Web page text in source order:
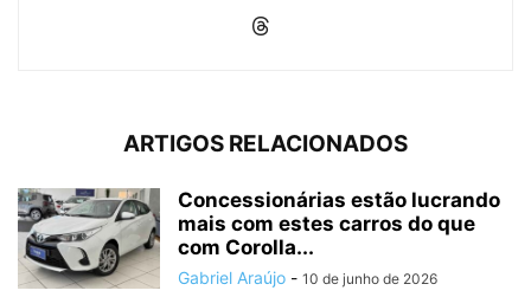
ARTIGOS RELACIONADOS
Concessionárias estão lucrando
mais com estes carros do que
com Corolla...
Gabriel Araújo - 10 de junho de 2026